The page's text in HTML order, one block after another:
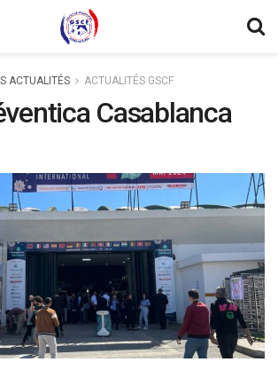
ACTUALITÉS ACTUALITÉS GSCF
Casablanca